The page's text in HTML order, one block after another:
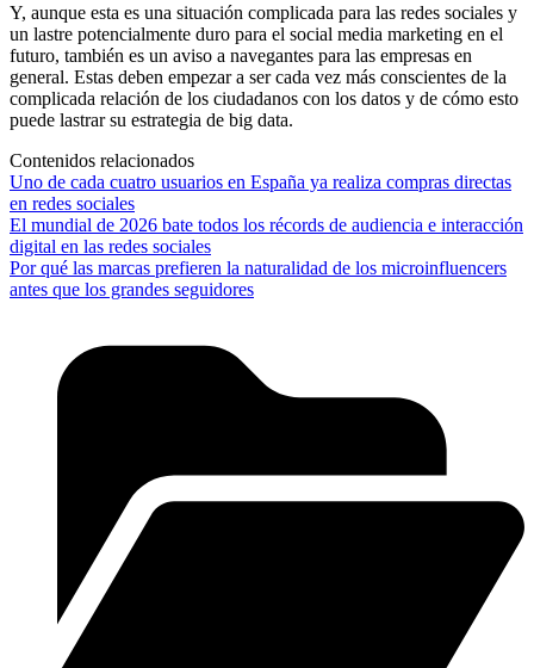
Y, aunque esta es una situación complicada para las redes sociales y
un lastre potencialmente duro para el social media marketing en el
futuro, también es un aviso a navegantes para las empresas en
general. Estas deben empezar a ser cada vez más conscientes de la
complicada relación de los ciudadanos con los datos y de cómo esto
puede lastrar su estrategia de big data.
Contenidos relacionados
Uno de cada cuatro usuarios en España ya realiza compras directas
en redes sociales
El mundial de 2026 bate todos los récords de audiencia e interacción
digital en las redes sociales
Por qué las marcas prefieren la naturalidad de los microinfluencers
antes que los grandes seguidores